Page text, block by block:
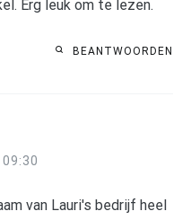
Erg leuk om te lezen.
BEANTWOORDEN
van Lauri's bedrijf heel